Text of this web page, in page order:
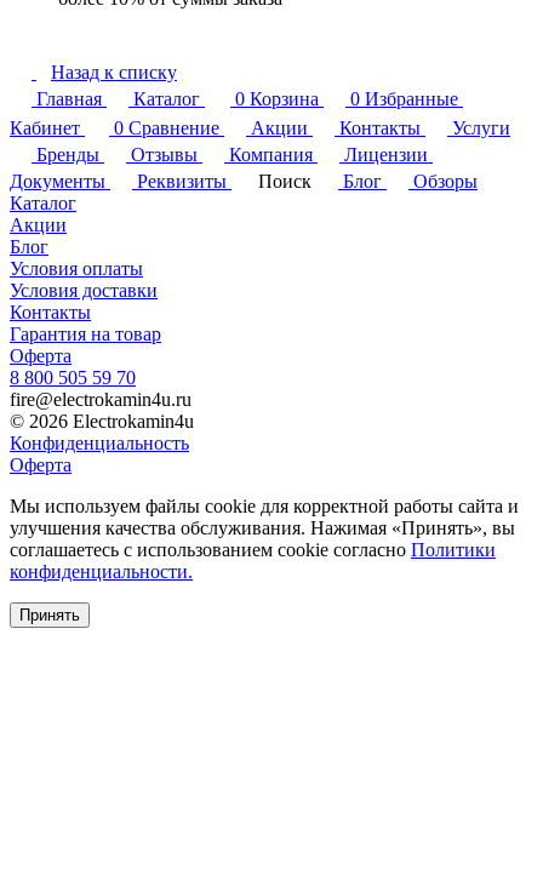
Назад к списку
Главная
Каталог 0 Корзина 0 Избранные
Кабинет
0 Сравнение Акции Контакты
Услуги
Бренды
Отзывы Компания
Лицензии
Документы
Реквизиты Поиск Блог
Обзоры
Каталог
Акции
Блог
Условия оплаты
Условия доставки
Контакты
Гарантия на товар
Оферта
8 800 505 59 70
fire@electrokamin4u.ru
© 2026 Electrokamin4u
Конфиденциальность
Оферта
Мы используем файлы cookie для корректной работы сайта и
улучшения качества обслуживания. Нажимая «Принять», вы
соглашаетесь с использованием cookie согласно Политики
конфиденциальности.
Принять